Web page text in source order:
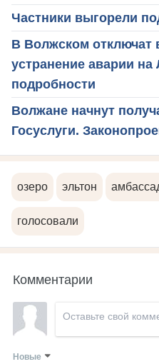
Частники выгорели
В Волжском отключат
устранение аварии на
подробности
Волжане начнут
Госуслуги.
озеро эльтон
голосовали
Комментарии
Новые